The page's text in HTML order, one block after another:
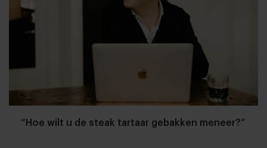
“Hoe wilt u de steak tartaar gebakken meneer?”